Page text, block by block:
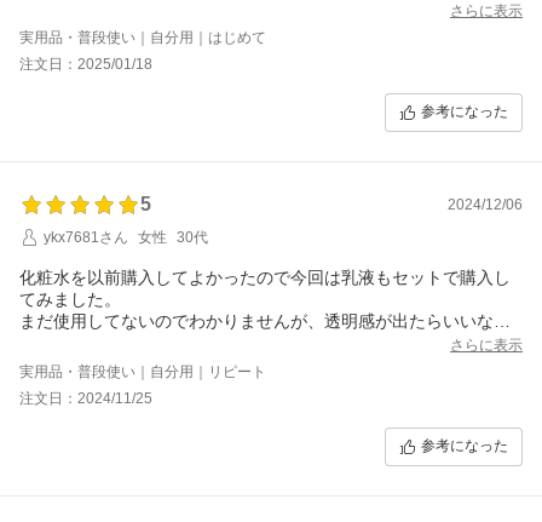
さらに表示
実用品・普段使い｜自分用｜はじめて
注文日：2025/01/18
参考になった
5
2024/12/06
ykx7681さん
女性 30代
化粧水を以前購入してよかったので今回は乳液もセットで購入し
てみました。
まだ使用してないのでわかりませんが、透明感が出たらいいな
さらに表示
実用品・普段使い｜自分用｜リピート
注文日：2024/11/25
参考になった